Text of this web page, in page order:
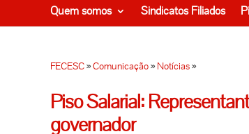
Quem somos Sindicatos Filiados
FECESC»Comunicação»Notícias»
Piso Salarial:
governador